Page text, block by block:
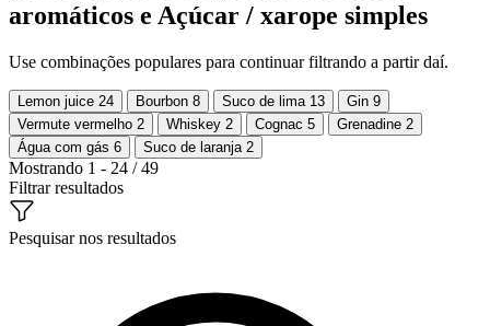
aromáticos e Açúcar / xarope simples
Use combinações populares para continuar filtrando a partir daí.
Lemon juice 24 Bourbon 8 Suco de lima 13 Gin 9
Vermute vermelho 2 Whiskey 2 Cognac 5 Grenadine 2
Água com gás 6 Suco de laranja 2
Mostrando 1 - 24 / 49
Filtrar resultados
Pesquisar nos resultados